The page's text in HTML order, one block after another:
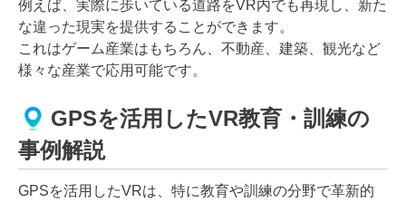
例えば、実際に歩いている道路をVR内でも再現し、新た
な違った現実を提供することができます。
これはゲーム産業はもちろん、不動産、建築、観光など
様々な産業で応用可能です。
GPSを活用したVR教育・訓練の
事例解説
GPSを活用したVRは、特に教育や訓練の分野で革新的